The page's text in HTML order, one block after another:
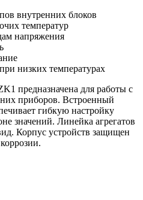
внутренних блоков
температур
напряжения
низких температурах
предназначена для работы с
приборов. Встроенный
гибкую настройку
значений. Линейка агрегатов
Корпус устройств защищен